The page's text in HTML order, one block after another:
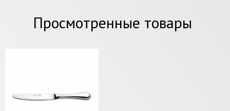
Просмотренные товары